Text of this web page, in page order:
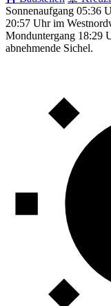
Sonnenaufgang 05:36
20:57 Uhr im
Monduntergang 18:29
abnehmende Sichel.